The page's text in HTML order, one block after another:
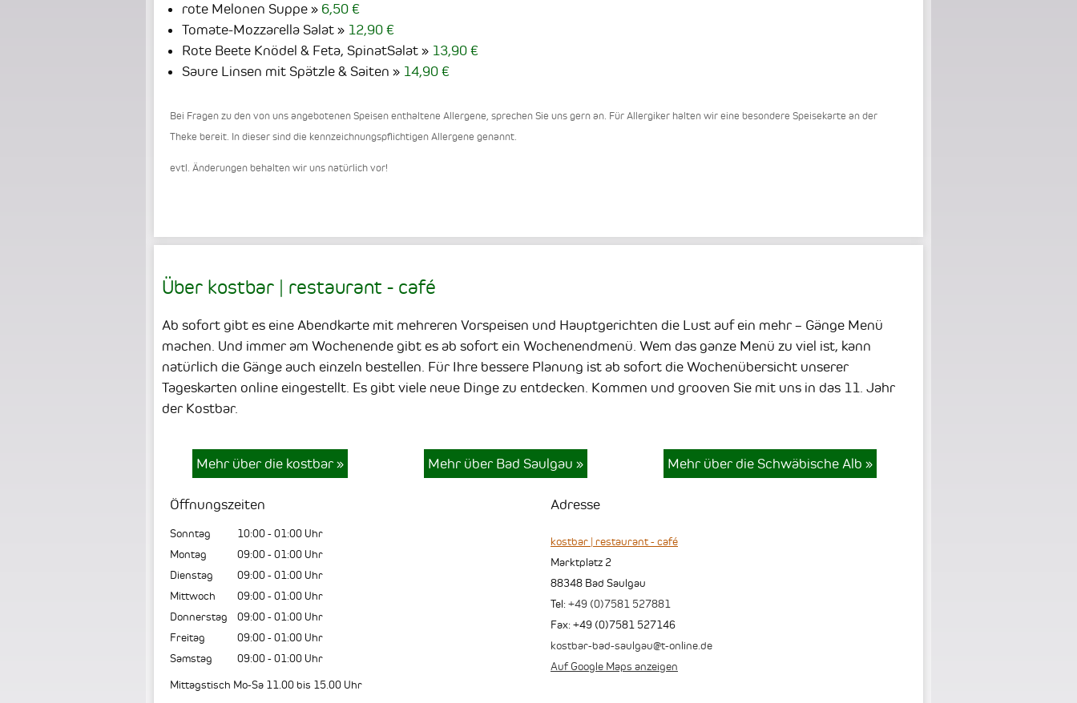
rote Melonen Suppe
6,50 €
Tomate-Mozzarella Salat
12,90 €
Rote Beete Knödel & Feta, SpinatSalat
13,90 €
Saure Linsen mit Spätzle & Saiten
14,90 €
Bei Fragen zu den von uns angebotenen Speisen enthaltene Allergene, sprechen Sie uns gern an. Für Allergiker halten wir eine besondere Speisekarte an der
Theke bereit. In dieser sind die kennzeichnungspflichtigen Allergene genannt.
evtl. Änderungen behalten wir uns natürlich vor!
Über kostbar | restaurant - café
Ab sofort gibt es eine Abendkarte mit mehreren Vorspeisen und Hauptgerichten die Lust auf ein mehr – Gänge Menü
machen. Und immer am Wochenende gibt es ab sofort ein Wochenendmenü. Wem das ganze Menü zu viel ist, kann
natürlich die Gänge auch einzeln bestellen. Für Ihre bessere Planung ist ab sofort die Wochenübersicht unserer
Tageskarten online eingestellt. Es gibt viele neue Dinge zu entdecken. Kommen und grooven Sie mit uns in das 11. Jahr
der Kostbar.
Mehr über die kostbar » Mehr über Bad Saulgau » Mehr über die Schwäbische Alb»
Öffnungszeiten
Sonntag 10:00-01:00 Uhr
Montag
09:00-01:00 Uhr
Dienstag
09:00-01:00 Uhr
Mittwoch
09:00-01:00 Uhr
Donnerstag
09:00-01:00 Uhr
Freitag
09:00-01:00 Uhr
Samstag
09:00-01:00 Uhr
Mittagstisch Mo-Sa 11.00 bis 15.00 Uhr
Adresse
kostbar | restaurant - café
Marktplatz 2
88348 Bad Saulgau
Tel: +49 (0)7581 527881
Fax: +49 (0)7581 527146
kostbar-bad-saulgau@t-online.de
Auf Google Maps anzeigen